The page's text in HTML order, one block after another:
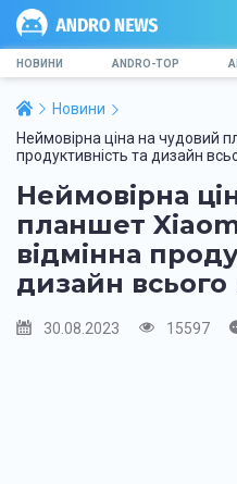
НОВИНИ ANDRO-TOP
Новини
Неймовірна ціна на чудовий
продуктивність та дизайн
Неймовірна
планшет
відмінна
дизайн всього
30.08.2023 15597